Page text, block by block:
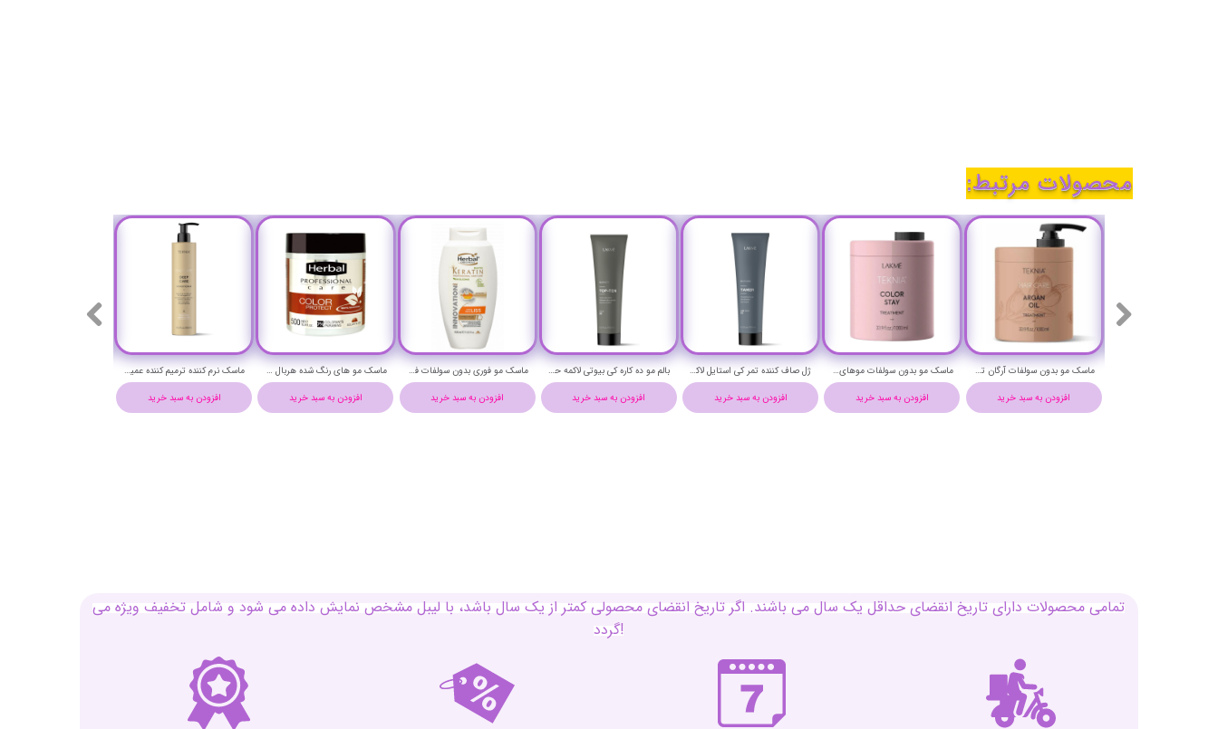
ماسک نرم کننده ترمیم کننده عمیق دیپ کر لاکمه حجم 300 میلی لیتر - LAKME TEKNIA deep care conditioner
افزودن به سبد خرید
ماسک مو های رنگ شده هربال حجم 500 میلی لیتر - Herbal color protect Hair Mask 500 ml
افزودن به سبد خرید
ماسک مو فوری بدون سولفات فیتوکراتین ضد موخوره و صاف کننده هربال حجم 400 میلی لیتر - Herbal PHYTO KERATIN 7 IN 1 EXPRESS MASK 400 ml
افزودن به سبد خرید
بالم مو ده کاره کی بیوتی لاکمه حجم 150 میلی لیتر - Lakme K.BEAUTY TOP-TEN balm 150 ml
افزودن به سبد خرید
ژل صاف کننده تمر کی استایل لاکمه حجم 150 میلی لیتر - Lakme K.STYLING TAMER STRAIGHTENER GEL 150 ml
افزودن به سبد خرید
ماسک مو بدون سولفات موهای رنگ شده (کالر استی) لاکمه حجم 1000 میلی لیتر - LAKME TEKNIA COLOR STAY HAIR MASK
افزودن به سبد خرید
ماسک مو بدون سولفات آرگان تکنیا لاکمه حجم 1000 - LAKME TEKNIA ARGAN OIL TREATMENT HAIR MASK
افزودن به سبد خرید
محصولات مرتبط:
تمامی محصولات دارای تاریخ انقضای حداقل یک سال می باشند. اگر تاریخ انقضای محصولی کمتر از یک سال باشد، با لیبل مشخص نمایش داده می شود و شامل تخفیف ویژه می
گردد!